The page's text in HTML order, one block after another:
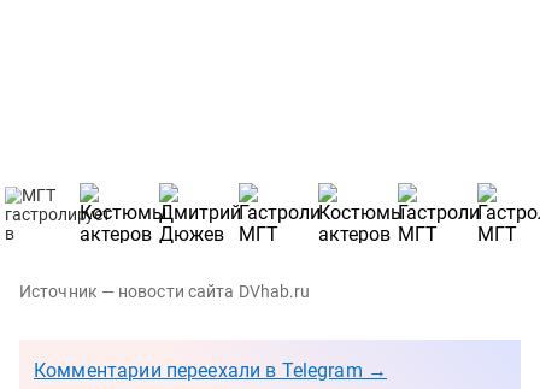
Источник — новости сайта DVhab.ru
Комментарии переехали в Telegram →